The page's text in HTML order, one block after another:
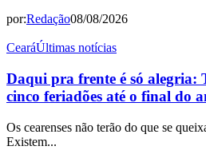
por:Redação08/08/2026
CearáÚltimas notícias
Daqui pra frente é só alegria:
cinco feriadões até o final do
Os cearenses não terão do que se
Existem...